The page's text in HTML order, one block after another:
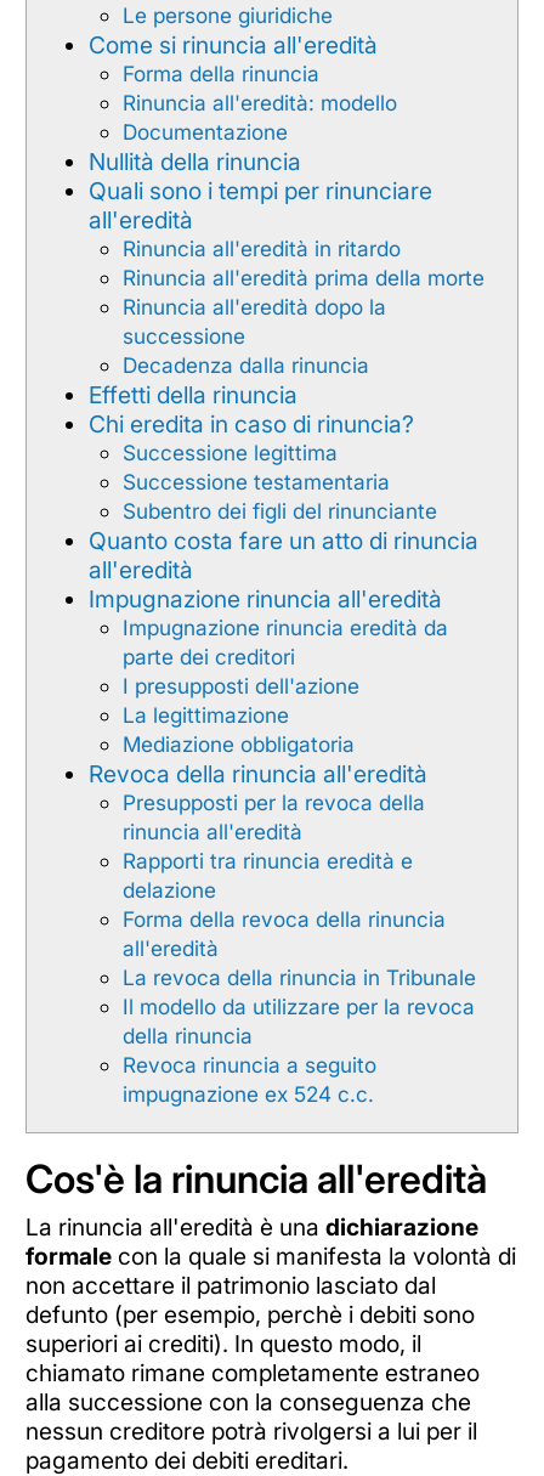
Le persone giuridiche
Come si rinuncia all'eredità
Forma della rinuncia
Rinuncia all'eredità: modello
Documentazione
Nullità della rinuncia
Quali sono i tempi per rinunciare
all'eredità
Rinuncia all'eredità in ritardo
Rinuncia all'eredità prima della morte
Rinuncia all'eredità dopo la
successione
Decadenza dalla rinuncia
Effetti della rinuncia
Chi eredita in caso di rinuncia?
Successione legittima
Successione testamentaria
Subentro dei figli del rinunciante
Quanto costa fare un atto di rinuncia
all'eredità
Impugnazione rinuncia all'eredità
Impugnazione rinuncia eredità da
parte dei creditori
I presupposti dell'azione
La legittimazione
Mediazione obbligatoria
Revoca della rinuncia all'eredità
Presupposti per la revoca della
rinuncia all'eredità
Rapporti tra rinuncia eredità e
delazione
Forma della revoca della rinuncia
all'eredità
La revoca della rinuncia in Tribunale
Il modello da utilizzare per la revoca
della rinuncia
Revoca rinuncia a seguito
impugnazione ex 524 c.c.
Cos'è la rinuncia all'eredità
La rinuncia all'eredità è una dichiarazione
formalecon la quale si manifesta la volontà di
non accettare il patrimonio lasciato dal
defunto (per esempio, perchè i debiti sono
superiori ai crediti). In questo modo, il
chiamato rimane completamente estraneo
alla successione con la conseguenza che
nessun creditore potrà rivolgersi a lui per il
pagamento dei debiti ereditari.